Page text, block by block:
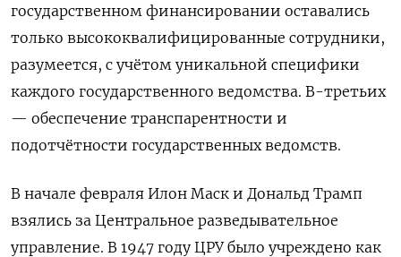
государственном финансировании оставались
только высококвалифицированные сотрудники,
разумеется, с учётом уникальной специфики
каждого государственного ведомства. В-третьих
— обеспечение транспарентности и
подотчётности государственных ведомств.
В начале февраля Илон Маск и Дональд Трамп
взялись за Центральное разведывательное
управление. В 1947 году ЦРУ было учреждено как